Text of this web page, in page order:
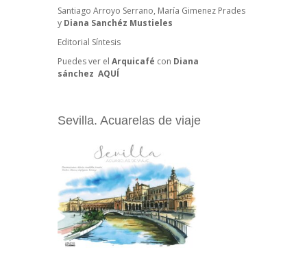
Santiago Arroyo Serrano, María Gimenez Prades
y Diana Sanchéz Mustieles
Editorial Síntesis
Puedes ver el Arquicafé con Diana
sánchez AQUÍ
Sevilla. Acuarelas de viaje